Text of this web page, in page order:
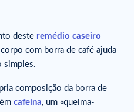
deste remédio caseiro
com borra de café ajuda
simples.
composição da borra de
cafeína, um «queima-